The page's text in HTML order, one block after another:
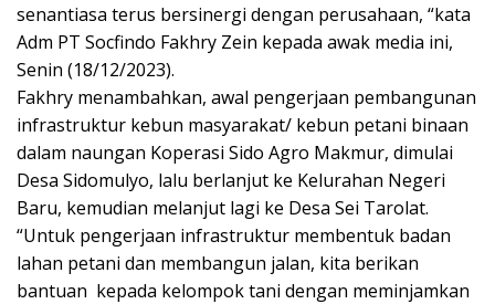
senantiasa terus bersinergi dengan perusahaan, “kata
Adm PT Socfindo Fakhry Zein kepada awak media ini,
Senin (18/12/2023).
Fakhry menambahkan, awal pengerjaan pembangunan
infrastruktur kebun masyarakat/ kebun petani binaan
dalam naungan Koperasi Sido Agro Makmur, dimulai
Desa Sidomulyo, lalu berlanjut ke Kelurahan Negeri
Baru, kemudian melanjut lagi ke Desa Sei Tarolat.
“Untuk pengerjaan infrastruktur membentuk badan
lahan petani dan membangun jalan, kita berikan
bantuan kepada kelompok tani dengan meminjamkan